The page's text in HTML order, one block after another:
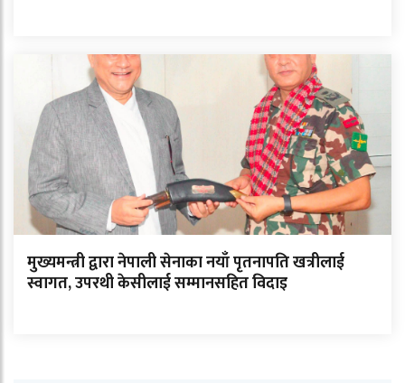
मुख्यमन्त्री द्वारा नेपाली सेनाका नयाँ पृतनापति खत्रीलाई
स्वागत, उपरथी केसीलाई सम्मानसहित विदाइ